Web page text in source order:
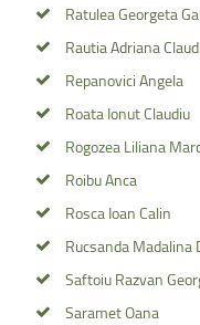
Ratulea Georgeta
Rautia Adriana
Repanovici Angela
Roata Ionut Claudiu
Rogozea Liliana
Roibu Anca
Rosca Ioan Calin
Rucsanda Madalina
Saftoiu Razvan
Saramet Oana